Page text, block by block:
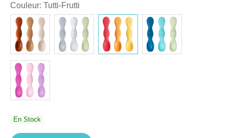
Couleur: Tutti-Frutti
En Stock